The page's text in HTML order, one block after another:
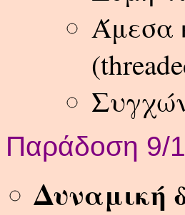
Άμεσα
Παράδοση 9/
Δυναμική